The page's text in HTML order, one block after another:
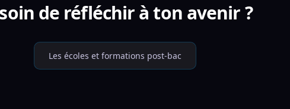
de réfléchir à ton avenir ?
Les écoles et formations post-bac